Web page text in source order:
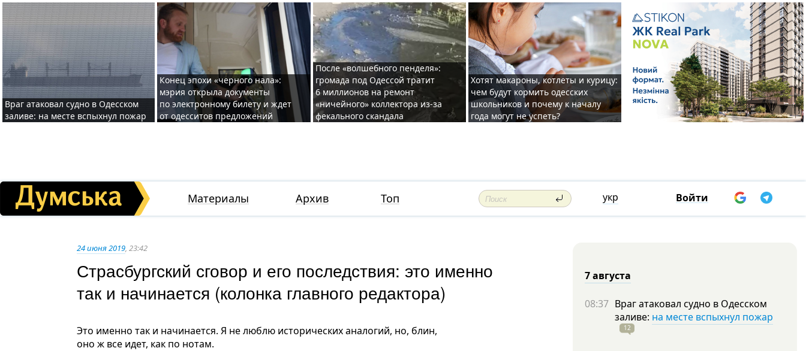
Враг атаковал судно в Одесском
заливе: на месте вспыхнул пожар
Конец эпохи «черного нала»:
мэрия открыла документы
по электронному билету и ждет
от одесситов предложений
После «волшебного пенделя»:
громада под Одессой тратит
6 миллионов на ремонт
«ничейного» коллектора из-за
фекального скандала
Хотят макароны, котлеты и курицу:
чем будут кормить одесских
школьников и почему к началу
года могут не успеть?
Материалы Архив Топ укр Войти
24 июня 2019, 23:42
Страсбургский сговор и его последствия: это именно
так и начинается (колонка главного редактора)
Это именно так и начинается. Я не люблю исторических аналогий, но, блин,
оно ж все идет, как по нотам.
7 августа
08:37 Враг атаковал судно в Одесском
заливе: на месте вспыхнул пожар
12